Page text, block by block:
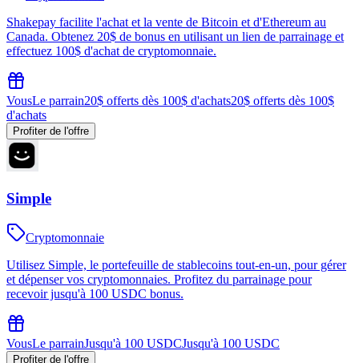
Shakepay facilite l'achat et la vente de Bitcoin et d'Ethereum au
Canada. Obtenez 20$ de bonus en utilisant un lien de parrainage et
effectuez 100$ d'achat de cryptomonnaie.
VousLe parrain20$ offerts dès 100$ d'achats20$ offerts dès 100$
d'achats
Profiter de l'offre
Simple
Cryptomonnaie
Utilisez Simple, le portefeuille de stablecoins tout-en-un, pour gérer
et dépenser vos cryptomonnaies. Profitez du parrainage pour
recevoir jusqu'à 100 USDC bonus.
VousLe parrainJusqu'à 100 USDCJusqu'à 100 USDC
Profiter de l'offre